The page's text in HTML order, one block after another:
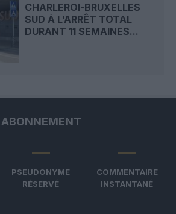
CHARLEROI-BRUXELLES
SUD À L’ARRÊT TOTAL
DURANT 11 SEMAINES...
ABONNEMENT
PSEUDONYME
RÉSERVÉ
COMMENTAIRE
INSTANTANÉ